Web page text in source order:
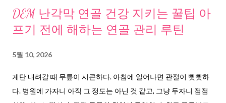
에 따르면, 내장지방은 당뇨, 심장질환, 뇌졸중 위험을 높이는 뱃속
시한폭탄이다. 의학신문 은 폐경 후 여성에서 에스트로겐 감소로
복부 내장지방이 급증하며 심혈관질환 위험이 더 커진다는 국내
연구를 보도했다. 그러니까 중년의 뱃살은 단순한 미용 문제가 아
다 이 문제를 파고들다 보니, 흥미로운 연구들이 나왔다. 몇 가지를
취합해봤다. 백색지방에서 갈색지방으로의 전환에 대한 연구 흐름
DEM 난각막 연골 건강 지키는 꿀팁 아
프기 전에 해하는 연골 관리 루틴
5월 10, 2026
계단 내려갈 때 무릎이 시큰하다. 아침에 일어나면 관절이 뻣뻣하
다. 병원에 가자니 아직 그 정도는 아닌 것 같고, 그냥 두자니 점점